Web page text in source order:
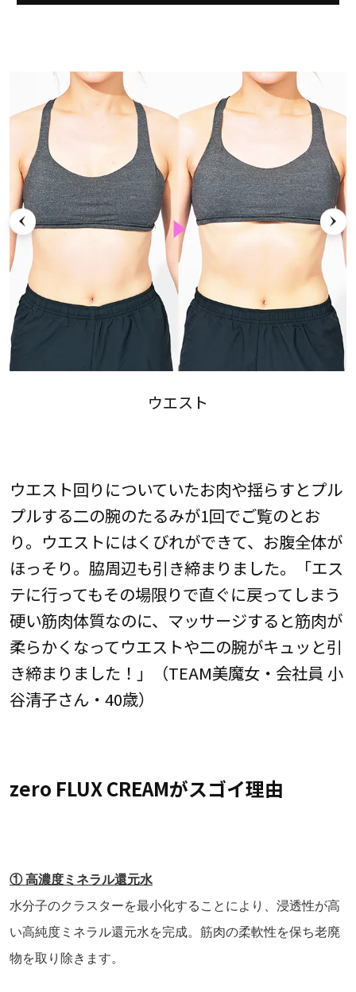
ウエスト
ウエスト回りについていたお肉や揺らすとプル
プルする二の腕のたるみが1回でご覧のとお
り。ウエストにはくびれができて、お腹全体が
ほっそり。脇周辺も引き締まりました。「エス
テに行ってもその場限りで直ぐに戻ってしまう
硬い筋肉体質なのに、マッサージすると筋肉が
柔らかくなってウエストや二の腕がキュッと引
き締まりました！」（TEAM美魔女・会社員 小
谷清子さん・40歳）
zero FLUX CREAMがスゴイ理由
① 高濃度ミネラル還元水
水分子のクラスターを最小化することにより、浸透性が高
い高純度ミネラル還元水を完成。筋肉の柔軟性を保ち老廃
物を取り除きます。